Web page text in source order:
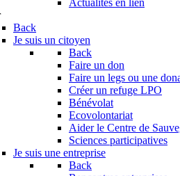
Actualités en lien
Back
Je suis un citoyen
Back
Faire un don
Faire un legs ou une
Créer un refuge LPO
Bénévolat
Ecovolontariat
Aider le Centre de
Sciences participatives
Je suis une entreprise
Back